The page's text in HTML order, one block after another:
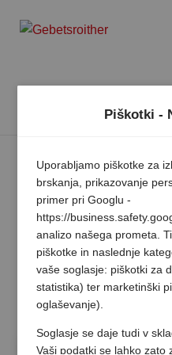
Piškotki -
Uporabljamo piškotke za
brskanja, prikazovanje
primer pri Googlu -
https://
analizo našega prometa.
piškotke in naslednje
vaše soglasje: piškotki za
statistika) ter marketinški
oglaševanje).
Soglasje se daje tudi v
Vaši podatki se lahko zato